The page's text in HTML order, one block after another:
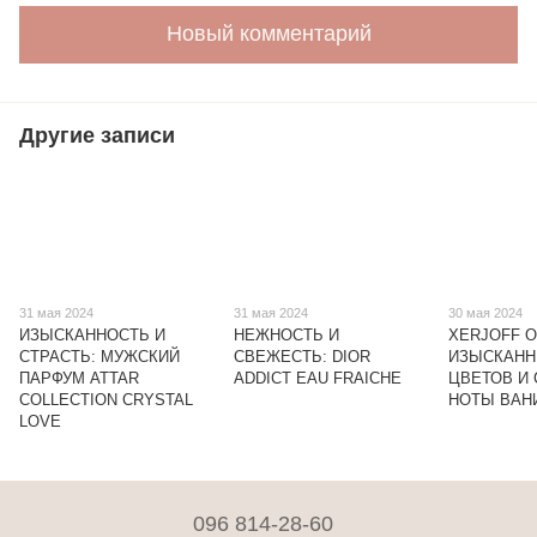
Новый комментарий
Другие записи
31 мая 2024
ИЗЫСКАННОСТЬ И
СТРАСТЬ: МУЖСКИЙ
ПАРФУМ ATTAR
COLLECTION CRYSTAL
LOVE
31 мая 2024
НЕЖНОСТЬ И
СВЕЖЕСТЬ: DIOR
ADDICT EAU FRAICHE
30 мая 2024
XERJOFF
ЦВЕТОВ И
НОТЫ
096 814-28-60